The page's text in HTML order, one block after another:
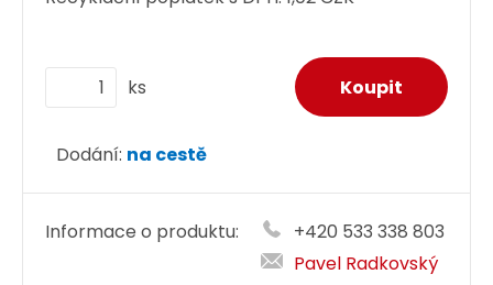
ks
Dodání: na cestě
Informace o produktu:
+420 533 338 803
Pavel Radkovský